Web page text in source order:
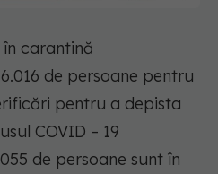
în carantină
de persoane pentru
pentru a depista
COVID – 19
de persoane sunt în